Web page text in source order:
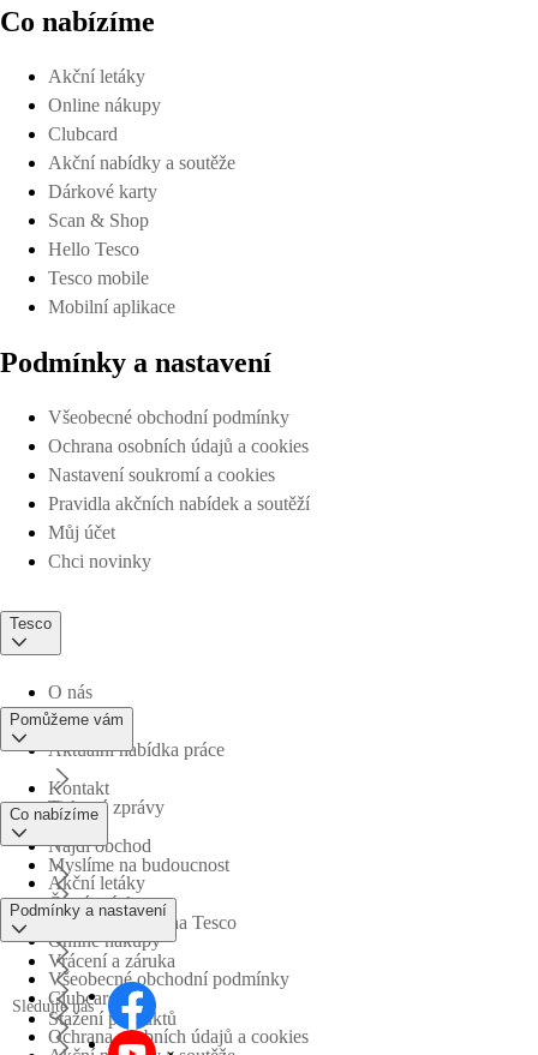
Co nabízíme
Akční letáky
Online nákupy
Clubcard
Akční nabídky a soutěže
Dárkové karty
Scan & Shop
Hello Tesco
Tesco mobile
Mobilní aplikace
Podmínky a nastavení
Všeobecné obchodní podmínky
Ochrana osobních údajů a cookies
Nastavení soukromí a cookies
Pravidla akčních nabídek a soutěží
Můj účet
Chci novinky
Tesco
O nás
Aktuální nabídka práce
Tiskové zprávy
Myslíme na budoucnost
Obchodní skupina Tesco
Pomůžeme vám
Kontakt
Najdi obchod
Časté otázky
Vrácení a záruka
Stažení produktů
Co nabízíme
Akční letáky
Online nákupy
Clubcard
Podmínky a nastavení
Všeobecné obchodní podmínky
Ochrana osobních údajů a cookies
Sledujte nás